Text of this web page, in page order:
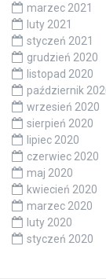
marzec 2021
luty 2021
styczeń 2021
grudzień 2020
listopad 2020
październik
wrzesień 2020
sierpień 2020
lipiec 2020
czerwiec 2020
maj 2020
kwiecień 2020
marzec 2020
luty 2020
styczeń 2020